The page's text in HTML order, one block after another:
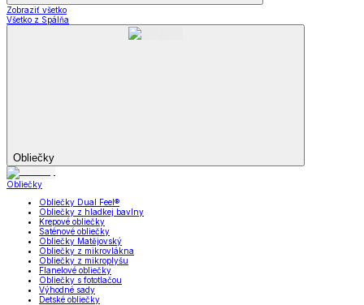
Zobraziť všetko
Všetko z Spálňa
Obliečky
Obliečky
Obliečky Dual Feel®
Obliečky z hladkej bavlny
Krepové obliečky
Saténové obliečky
Obliečky Matějovský
Obliečky z mikrovlákna
Obliečky z mikroplyšu
Flanelové obliečky
Obliečky s fototlačou
Výhodné sady
Detské obliečky